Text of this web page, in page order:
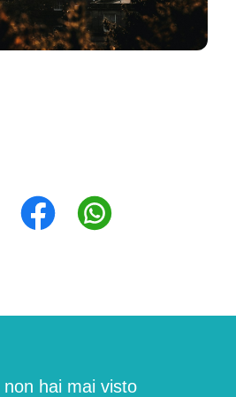
non hai mai visto